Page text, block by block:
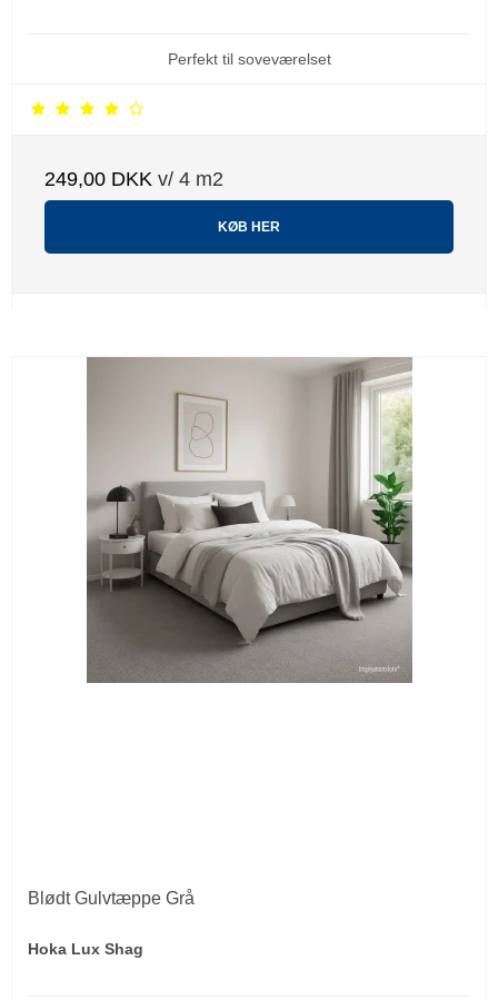
Perfekt til soveværelset
249,00 DKK v/ 4 m2
KØB HER
Blødt Gulvtæppe Grå
Hoka Lux Shag